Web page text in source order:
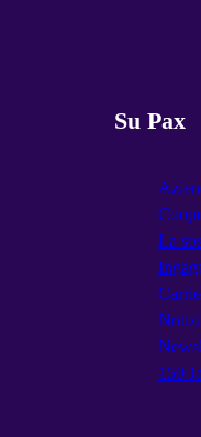
Su Pax
La
150